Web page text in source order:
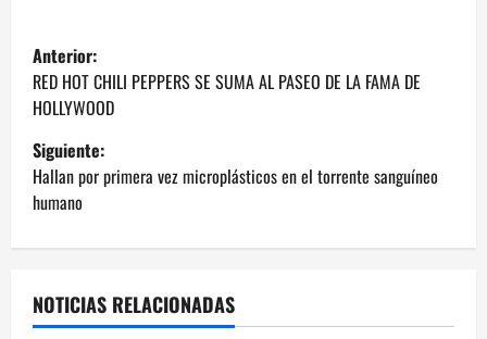
N
a
v
e
c
Anterior:
RED HOT CHILI PEPPERS SE SUMA AL PASEO DE LA FAMA DE
HOLLYWOOD
Siguiente:
Hallan por primera vez microplásticos en el torrente sanguíneo
humano
NOTICIAS RELACIONADAS